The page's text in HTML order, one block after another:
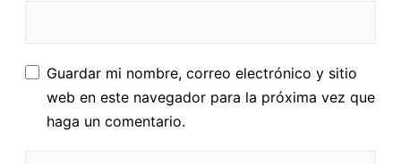
Guardar mi nombre, correo electrónico y sitio
web en este navegador para la próxima vez que
haga un comentario.